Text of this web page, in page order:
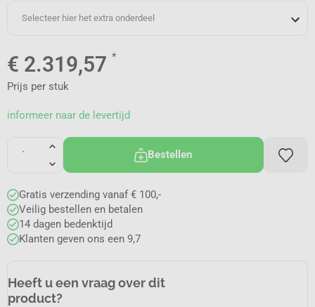
Selecteer hier het extra onderdeel
€ 2.319,57 *
Prijs per stuk
informeer naar de levertijd
Bestellen
Gratis verzending vanaf € 100,-
Veilig bestellen en betalen
14 dagen bedenktijd
Klanten geven ons een 9,7
Heeft u een vraag over dit
product?